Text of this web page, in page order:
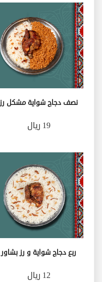
نصف دجاج شواية مشكل رز
19 ريال
ربع دجاج شواية و رز بشاور
12 ريال